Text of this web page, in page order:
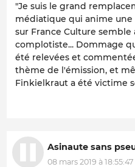
"Je suis le grand
médiatique qui anime
sur France Culture
complotiste... Dommage
été relevées et
thème de l'émission, et
Finkielkraut a été victime
Asinaute sans
08 mars 2019 à 18:55:47